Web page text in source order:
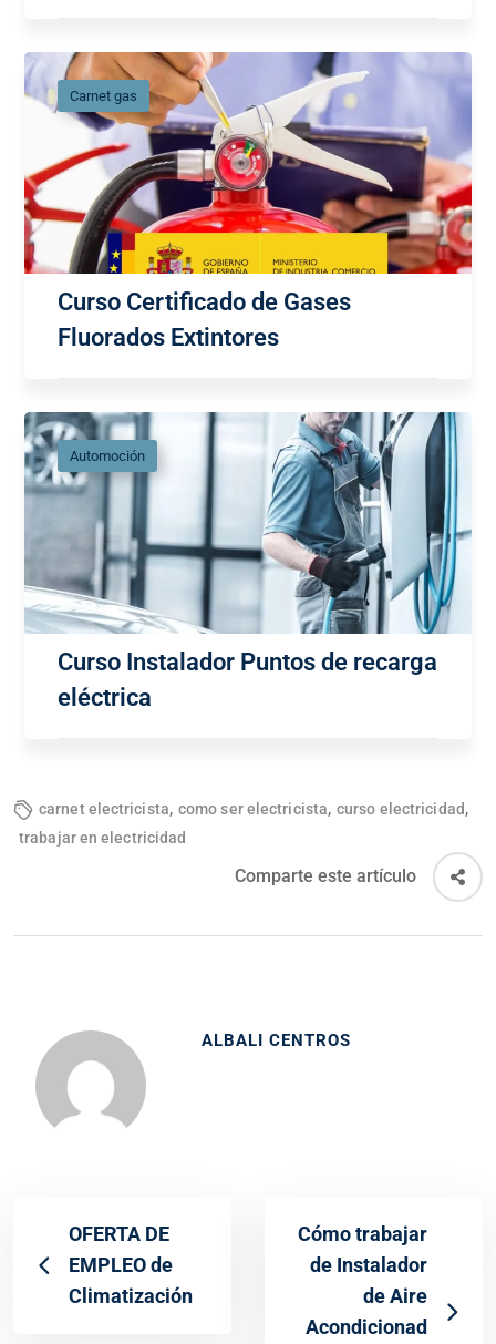
Carnet gas
Curso Certificado de Gases
Fluorados Extintores
Automoción
Curso Instalador Puntos de recarga
eléctrica
carnet electricista, como ser electricista, curso electricidad,
trabajar en electricidad
Comparte este artículo
ALBALI CENTROS
OFERTA DE
EMPLEO de
Climatización
Cómo trabajar
de Instalador
de Aire
Acondicionad